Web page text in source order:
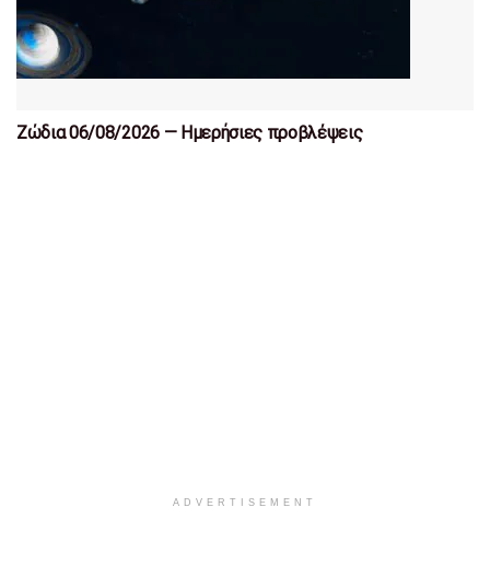
Ζώδια 06/08/2026 — Ημερήσιες προβλέψεις
ADVERTISEMENT